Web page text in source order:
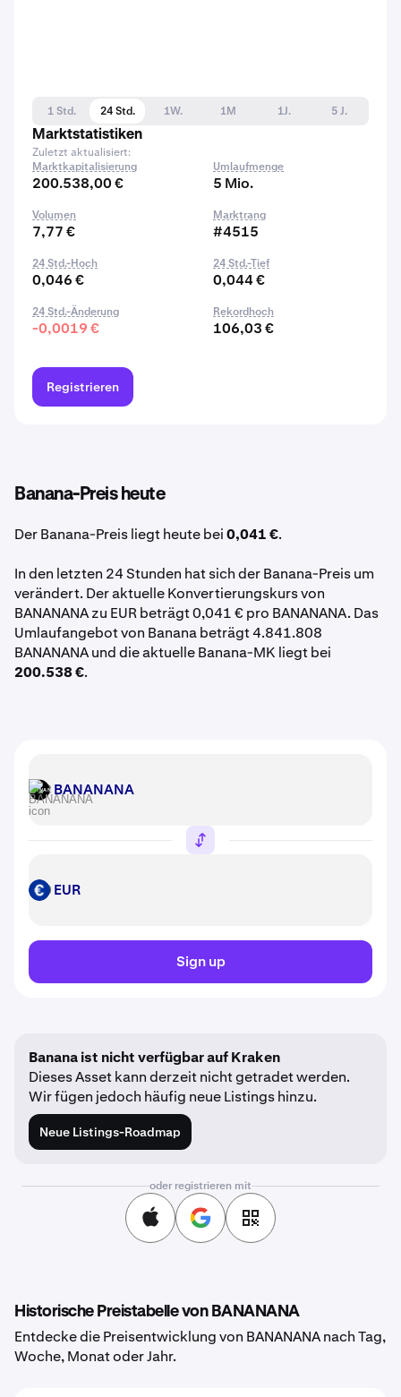
1 Std. 24 Std. 1W. 1M 1J.
5 J.
Marktstatistiken
Zuletzt aktualisiert:
Marktkapitalisierung
200.538,00 €
Umlaufmenge
5 Mio.
Volumen
7,77 €
Marktrang
#4515
24 Std.-Hoch
0,046 €
24 Std.-Tief
0,044 €
24 Std.-Änderung
-0,0019 €
Rekordhoch
106,03 €
Registrieren
Banana-Preis heute
Der Banana-Preis liegt heute bei0,041 €.
In den letzten 24 Stunden hat sich der Banana-Preis um
verändert. Der aktuelle Konvertierungskurs von
BANANANA zu EUR beträgt 0,041 € pro BANANANA. Das
Umlaufangebot von Banana beträgt 4.841.808
BANANANA und die aktuelle Banana-MK liegt bei
200.538 €.
BANANANA BANANANA
EUR EUR
Sign up
Banana ist nicht verfügbar auf Kraken
Dieses Asset kann derzeit nicht getradet werden.
Wir fügen jedoch häufig neue Listings hinzu.
Neue Listings-Roadmap
oder registrieren mit
Historische Preistabelle von BANANANA
Entdecke die Preisentwicklung von BANANANA nach Tag,
Woche, Monat oder Jahr.